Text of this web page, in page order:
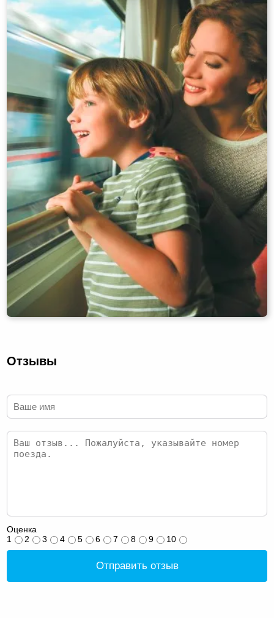
Отзывы
Оценка
1
2 3 4 5 6 7 8 9 10
Отправить отзыв